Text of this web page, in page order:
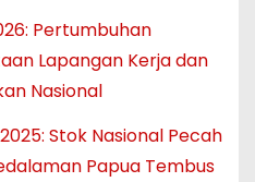
Pertumbuhan
Lapangan Kerja dan
Nasional
Stok Nasional Pecah
Papua Tembus